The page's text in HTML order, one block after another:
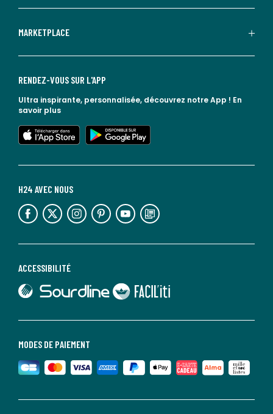
Fabriqué en Italie
Fabriqué avec le meilleur de l'artisanat et du
Galerie Photo
MARKETPLACE
MODES DE PAIEMENT
ACCESSIBILITÉ
lien vers Sourdline
lien vers Faciliti
H24 AVEC NOUS
lien vers l'espace réseaux sociaux lien vers l'espace réseaux sociaux lien vers l'espace réseaux sociaux lien vers l'espace réseaux sociaux lien vers l'espace réseaux sociaux lien vers le blog la redoute
RENDEZ-VOUS SUR L'APP
Ultra inspirante, personnalisée, découvrez notre App ! En
savoir plus
lien vers l'app store
lien vers google play